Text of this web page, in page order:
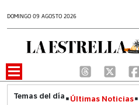
DOMINGO 09 AGOSTO 2026
Últimas Noticias